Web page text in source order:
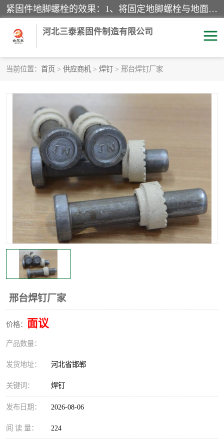
紧固件地脚螺栓的效果：1、将固定地脚螺栓与地面用水泥等物品灌溉在一起，可用来固定较小振荡和冲击的设备。2、活动地脚是一种可拆卸的地脚螺栓，可以固定有激烈振荡和冲击的大型机器设备。3、胀锚地脚螺栓用于固定比较简略且重量轻的设备，辅佐设备长期处于静止状态下。4、粘接地脚螺栓为一种使用广泛且常见的设备，它也是用来固定简略设备的小件。
河北三泰紧固件制造有限公司
当前位置： 首页 > 供应商机 > 焊钉 > 邢台焊钉厂家
邢台焊钉厂家
价格： 面议
产品数量：
发货地址： 河北省邯郸
关键词： 焊钉
发布日期： 2026-08-06
阅 读 量： 224
悬挑梁拉杆
高强度